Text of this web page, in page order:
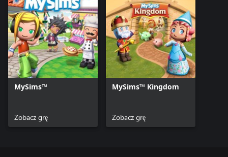
MySims™
Zobacz grę
MySims™ Kingdom
Zobacz grę